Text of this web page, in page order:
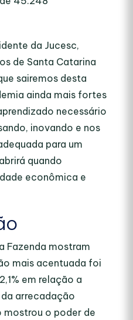
da Jucesc,
de Santa Catarina
sairemos desta
ainda mais fortes
necessário
inovando e nos
para um
quando
econômica e
Fazenda mostram
mais acentuada foi
em relação a
da arrecadação
mostrou o poder de